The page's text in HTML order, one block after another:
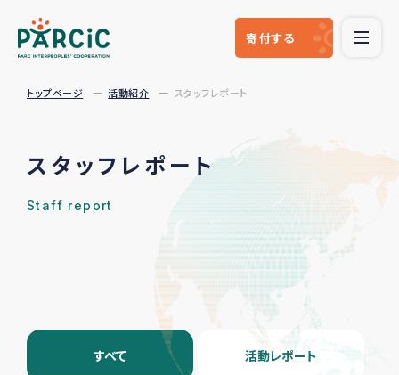
寄付する
トップページ 活動紹介 スタッフレポート
スタッフレポート
Staff report
すべて 活動レポート